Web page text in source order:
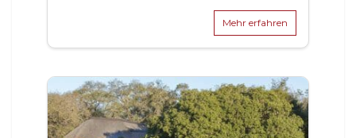
Mehr erfahren